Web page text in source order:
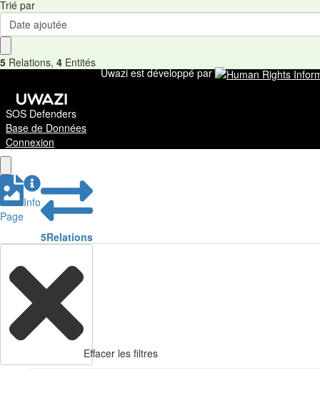
Trié par
Date ajoutée
5 Relations, 4 Entités
Uwazi est développé par
SOS Defenders
Base de Données
Connexion
Page
Info
5Relations
Effacer les filtres